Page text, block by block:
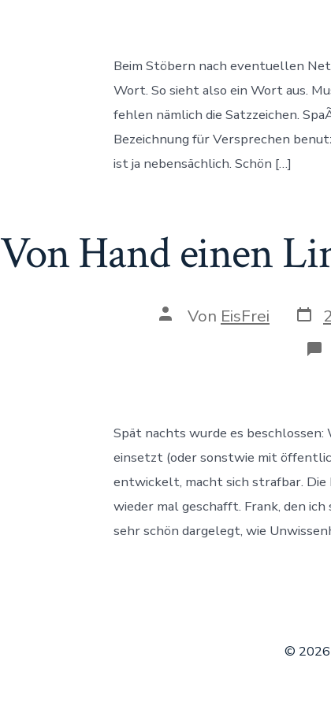
Beim Stöbern nach eventuellen
Wort. So sieht also ein Wort aus.
fehlen nämlich die Satzzeichen.
Bezeichnung für Versprechen
ist ja nebensächlich. Schön […]
Von Hand einen
AutorVon EisFrei
des
Spät nachts wurde es
einsetzt (oder sonstwie mit
entwickelt, macht sich strafbar.
wieder mal geschafft. Frank, den
sehr schön dargelegt, wie
© 2026